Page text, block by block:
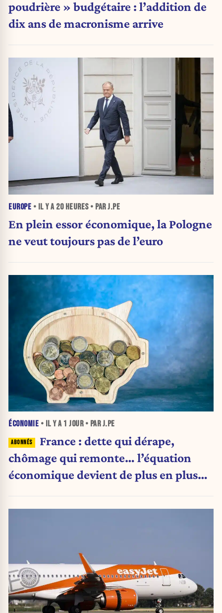
poudrière » budgétaire : l’addition de
dix ans de macronisme arrive
EUROPE • IL Y A 20 HEURES• PAR J.PE
En plein essor économique, la Pologne
ne veut toujours pas de l’euro
ÉCONOMIE • IL Y A 1 JOUR• PAR J.PE
France : dette qui dérape,
chômage qui remonte… l’équation
économique devient de plus en plus